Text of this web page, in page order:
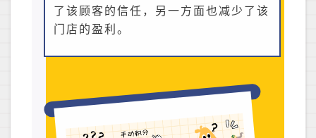
了该顾客的信任，另一方面也减少了该
门店的盈利。
​